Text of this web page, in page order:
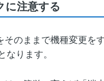
に注意する
そのままで機種変更を
なります。